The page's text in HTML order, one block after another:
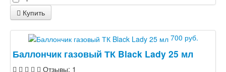
Купить
700 руб.
Баллончик газовый ТК Black Lady 25 мл
Отзывы: 1